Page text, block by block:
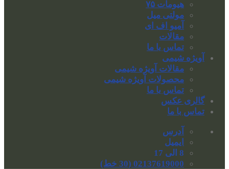
هیومات ۷۵
مولتی میل
آمیو اف ای
مقالات
تماس با ما
آویژه شیمی
مقالات آویژه شیمی
محصولات آویژه شیمی
تماس با ما
گالری عکس
تماس با ما
آدرس
ایمیل
8 الی 17
02137619000 (30 خط)